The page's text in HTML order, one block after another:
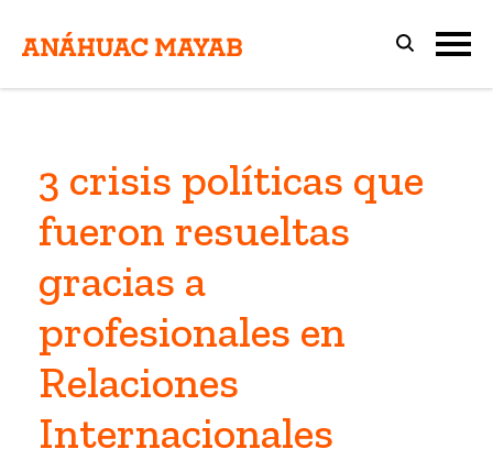
3 crisis políticas que
fueron resueltas
gracias a
profesionales en
Relaciones
Internacionales